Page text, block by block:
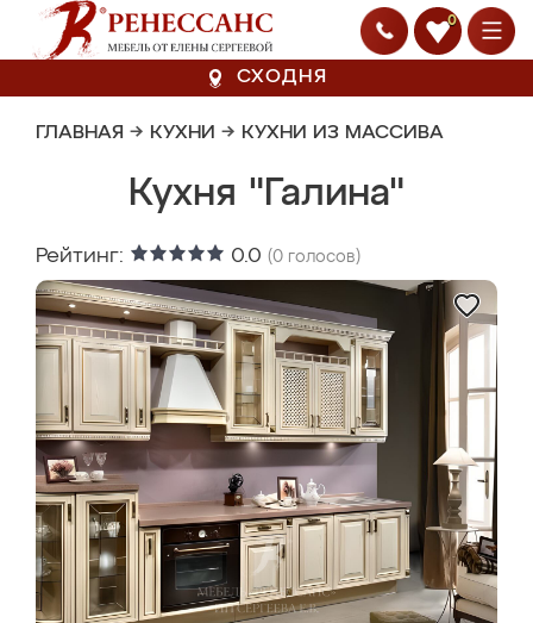
0
СХОДНЯ
ГЛАВНАЯ → КУХНИ → КУХНИ ИЗ МАССИВА
Кухня "Галина"
Рейтинг: 0.0 (0 голосов)